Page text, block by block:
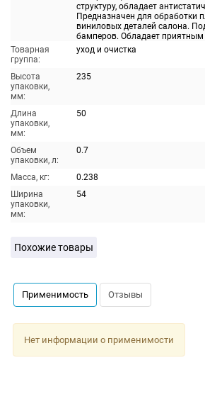
структуру, обладает
Предназначен для обработки
виниловых деталей салона.
бамперов. Обладает
Товарная
группа:
уход и очистка
Высота
упаковки,
мм:
235
Длина
упаковки,
мм:
50
Объем
упаковки, л:
0.7
Масса, кг:
0.238
Ширина
упаковки,
мм:
54
Похожие товары
Применимость Отзывы
Нет информации о применимости